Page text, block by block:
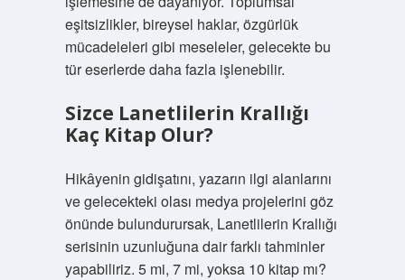
eşitsizlikler, bireysel haklar, özgürlük
mücadeleleri gibi meseleler, gelecekte bu
tür eserlerde daha fazla işlenebilir.
Sizce Lanetlilerin Krallığı
Kaç Kitap Olur?
Hikâyenin gidişatını, yazarın ilgi alanlarını
ve gelecekteki olası medya projelerini göz
önünde bulundurursak, Lanetlilerin Krallığı
serisinin uzunluğuna dair farklı tahminler
yapabiliriz. 5 mi, 7 mi, yoksa 10 kitap mı?